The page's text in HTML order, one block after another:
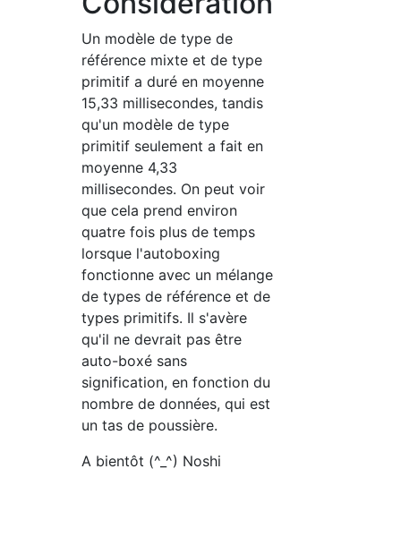
Un modèle de type de
référence mixte et de type
primitif a duré en moyenne
15,33 millisecondes, tandis
qu'un modèle de type
primitif seulement a fait en
moyenne 4,33
millisecondes. On peut voir
que cela prend environ
quatre fois plus de temps
lorsque l'autoboxing
fonctionne avec un mélange
de types de référence et de
types primitifs. Il s'avère
qu'il ne devrait pas être
auto-boxé sans
signification, en fonction du
nombre de données, qui est
un tas de poussière.
A bientôt (^_^) Noshi